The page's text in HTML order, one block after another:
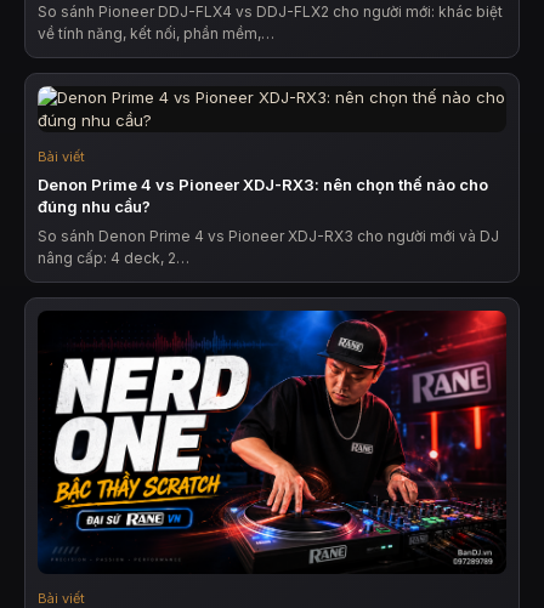
So sánh Pioneer DDJ-FLX4 vs DDJ-FLX2 cho người mới: khác biệt
về tính năng, kết nối, phần mềm,…
Bài viết
Denon Prime 4 vs Pioneer XDJ-RX3: nên chọn thế nào cho
đúng nhu cầu?
So sánh Denon Prime 4 vs Pioneer XDJ-RX3 cho người mới và DJ
nâng cấp: 4 deck, 2…
Bài viết